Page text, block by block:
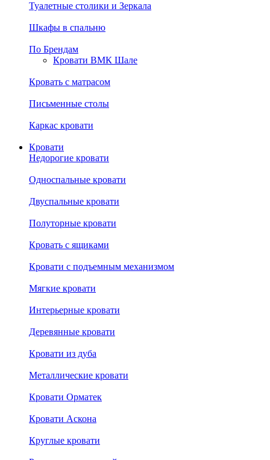
Туалетные столики и Зеркала
Шкафы в спальню
По Брендам
Кровати ВМК Шале
Кровать с матрасом
Письменные столы
Каркас кровати
Кровати
Недорогие кровати
Односпальные кровати
Двуспальные кровати
Полуторные кровати
Кровать с ящиками
Кровати с подъемным механизмом
Мягкие кровати
Интерьерные кровати
Деревянные кровати
Кровати из дуба
Металлические кровати
Кровати Орматек
Кровати Аскона
Круглые кровати